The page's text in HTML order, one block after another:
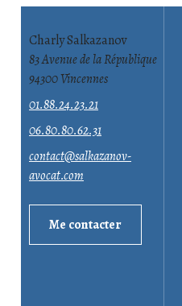
Charly Salkazanov
83 Avenue de la République
94300 Vincennes
01.88.24.23.21
06.80.80.62.31
contact@salkazanov-
avocat.com
Me contacter